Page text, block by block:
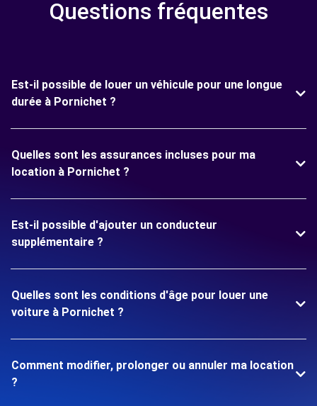
Questions fréquentes
Est-il possible de louer un véhicule pour une longue
durée à Pornichet ?
Quelles sont les assurances incluses pour ma
location à Pornichet ?
Est-il possible d'ajouter un conducteur
supplémentaire ?
Quelles sont les conditions d'âge pour louer une
voiture à Pornichet ?
Comment modifier, prolonger ou annuler ma location
?